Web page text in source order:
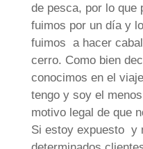
de pesca, por lo que
fuimos por un día y
fuimos a hacer
cerro. Como bien
conocimos en el
tengo y soy el
motivo legal de que
Si estoy expuesto y